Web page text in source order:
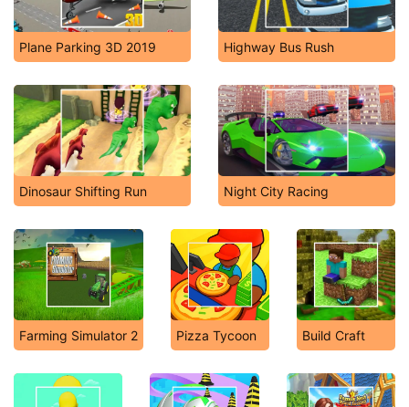
Plane Parking 3D 2019 Highway Bus Rush
Dinosaur Shifting Run Night City Racing
Farming Simulator 2 Pizza Tycoon Build Craft